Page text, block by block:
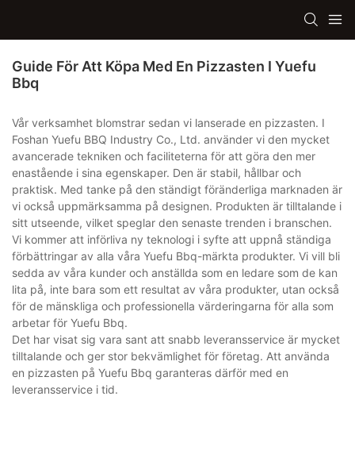
Guide För Att Köpa Med En Pizzasten I Yuefu
Bbq
Vår verksamhet blomstrar sedan vi lanserade en pizzasten. I
Foshan Yuefu BBQ Industry Co., Ltd. använder vi den mycket
avancerade tekniken och faciliteterna för att göra den mer
enastående i sina egenskaper. Den är stabil, hållbar och
praktisk. Med tanke på den ständigt föränderliga marknaden är
vi också uppmärksamma på designen. Produkten är tilltalande i
sitt utseende, vilket speglar den senaste trenden i branschen.
Vi kommer att införliva ny teknologi i syfte att uppnå ständiga
förbättringar av alla våra Yuefu Bbq-märkta produkter. Vi vill bli
sedda av våra kunder och anställda som en ledare som de kan
lita på, inte bara som ett resultat av våra produkter, utan också
för de mänskliga och professionella värderingarna för alla som
arbetar för Yuefu Bbq.
Det har visat sig vara sant att snabb leveransservice är mycket
tilltalande och ger stor bekvämlighet för företag. Att använda
en pizzasten på Yuefu Bbq garanteras därför med en
leveransservice i tid.